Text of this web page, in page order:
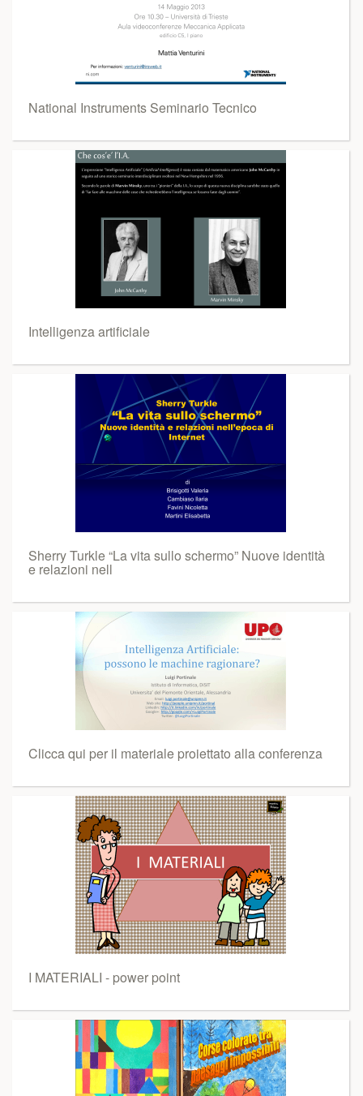
National Instruments Seminario Tecnico
Intelligenza artificiale
Sherry Turkle “La vita sullo schermo” Nuove identità
e relazioni nell
Clicca qui per il materiale proiettato alla conferenza
I MATERIALI - power point